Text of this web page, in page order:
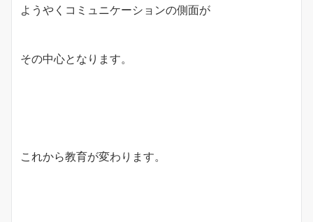
ようやくコミュニケーションの側面が
その中心となります。
これから教育が変わります。